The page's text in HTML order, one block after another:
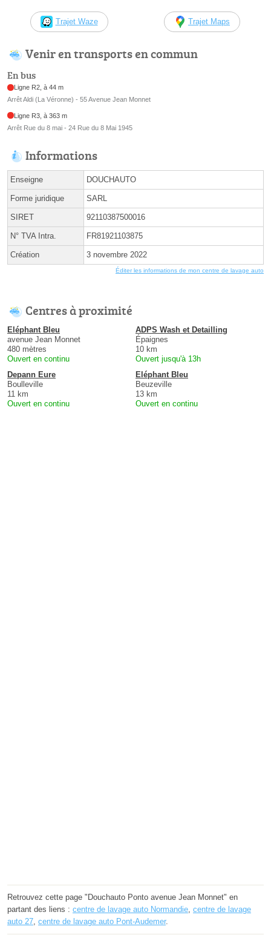
Trajet Waze Trajet Maps
Venir en transports en commun
En bus
Ligne R2, à 44 m
Arrêt Aldi (La Véronne) - 55 Avenue Jean Monnet
Ligne R3, à 363 m
Arrêt Rue du 8 mai - 24 Rue du 8 Mai 1945
Informations
Enseigne DOUCHAUTO
Forme juridique SARL
SIRET 92110387500016
N° TVA Intra. FR81921103875
Création 3 novembre 2022
Éditer les informations de mon centre de lavage auto
Centres à proximité
Eléphant Bleu
avenue Jean Monnet
480 mètres
Ouvert en continu
ADPS Wash et Detailling
Épaignes
10 km
Ouvert jusqu'à 13h
Depann Eure
Boulleville
11 km
Ouvert en continu
Eléphant Bleu
Beuzeville
13 km
Ouvert en continu
Retrouvez cette page "Douchauto Ponto avenue Jean Monnet" en
partant des liens : centre de lavage auto Normandie centre de lavage
auto 27 centre de lavage auto Pont-Audemer.